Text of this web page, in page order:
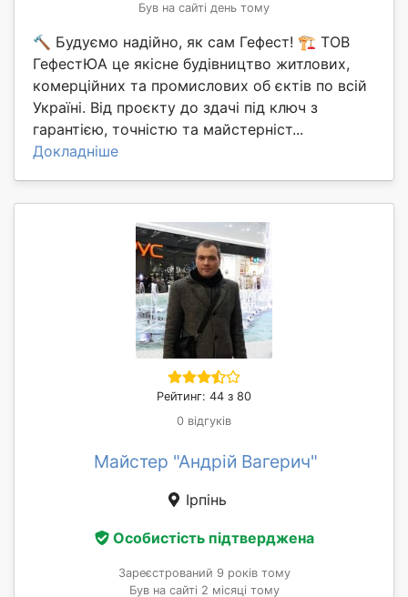
Був на сайті день тому
🔨 Будуємо надійно, як сам Гефест! 🏗 ТОВ
ГефестЮА це якісне будівництво житлових,
комерційних та промислових об єктів по всій
Україні. Від проєкту до здачі під ключ з
гарантією, точністю та майстерніст...
Докладніше
Рейтинг: 44 з 80
0 відгуків
Майстер "Андрій Вагерич"
Ірпінь
Особистість підтверджена
Зареєстрований 9 років тому
Був на сайті 2 місяці тому